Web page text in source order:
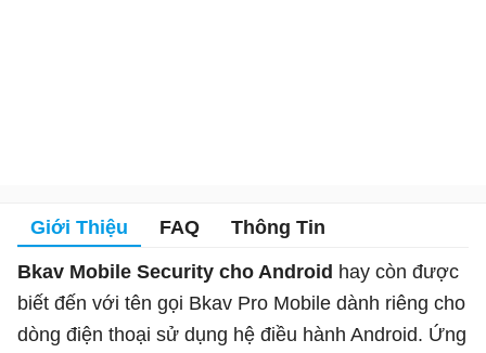
Giới Thiệu FAQ Thông Tin
Bkav Mobile Security cho Android hay còn được
biết đến với tên gọi Bkav Pro Mobile dành riêng cho
dòng điện thoại sử dụng hệ điều hành Android. Ứng